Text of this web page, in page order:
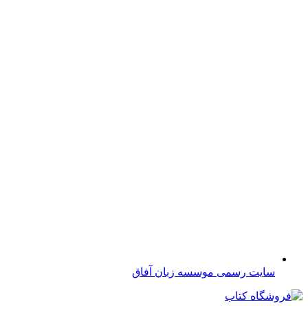
سایت رسمی موسسه زبان آفاق